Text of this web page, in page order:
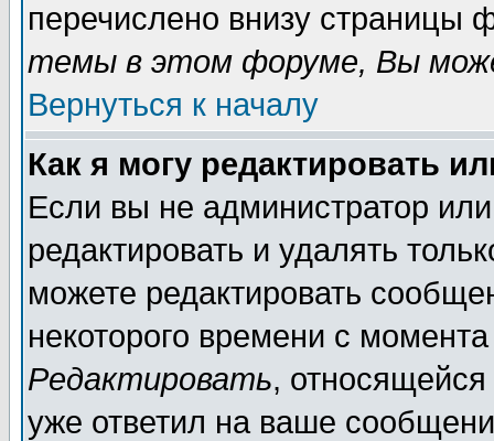
перечислено внизу страницы
темы в этом форуме, Вы
Вернуться к началу
Как я могу редактировать
Если вы не администратор
редактировать и удалять
можете редактировать
некоторого времени с
Редактировать,
уже ответил на ваше